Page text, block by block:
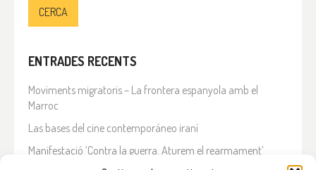
ENTRADES RECENTS
Moviments migratoris – La frontera espanyola amb el
Marroc
Las bases del cine contemporáneo iraní
Manifestació ‘Contra la guerra. Aturem el rearmament’